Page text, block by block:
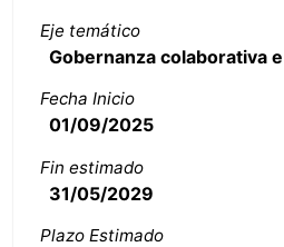
Eje temático
Gobernanza colaborativa
Fecha Inicio
01/09/2025
Fin estimado
31/05/2029
Plazo Estimado